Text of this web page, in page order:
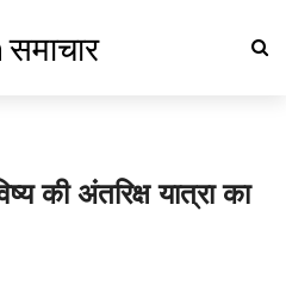
की अंतरिक्ष यात्रा का